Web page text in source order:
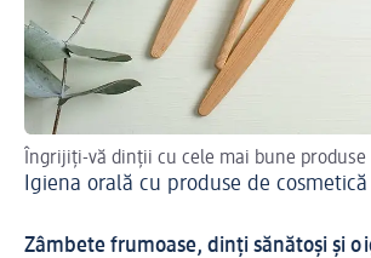
Îngrijiți-vă dinții cu cele mai bune
Igiena orală cu produse de
Zâmbete frumoase, dinți sănătoși și o